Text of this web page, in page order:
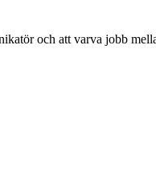
och att varva jobb